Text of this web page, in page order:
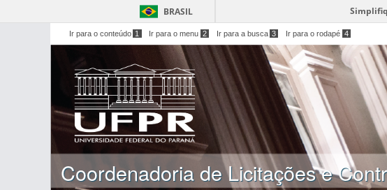
BRASIL
Ir para o conteúdo 1 Ir para o menu 2 Ir para a busca 3 Ir para o rodapé 4
Coordenadoria de Licitações e